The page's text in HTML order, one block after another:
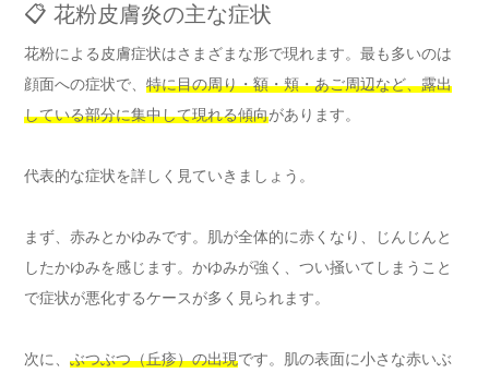
📋 花粉皮膚炎の主な症状
花粉による皮膚症状はさまざまな形で現れます。最も多いのは
顔面への症状で、 特に目の周り・額・頬・あご周辺など、露出
している部分に集中して現れる傾向があります。
代表的な症状を詳しく見ていきましょう。
まず、赤みとかゆみです。肌が全体的に赤くなり、じんじんと
したかゆみを感じます。かゆみが強く、つい掻いてしまうこと
で症状が悪化するケースが多く見られます。
次に、 ぶつぶつ（丘疹）の出現です。肌の表面に小さな赤いぶ